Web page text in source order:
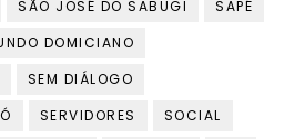
SÃO JOSÉ DO SABUGI
SAPÉ
DOMICIANO
SEM DIÁLOGO
SERVIDORES
SOCIAL